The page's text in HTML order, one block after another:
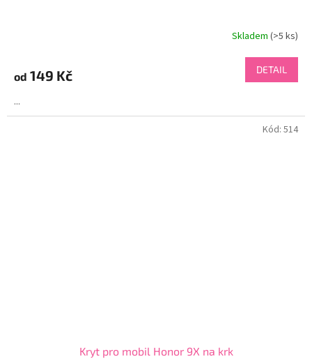
Skladem (>5 ks)
od 149 Kč DETAIL
...
Kryt pro mobil Honor 9X na krk
Kód: 514